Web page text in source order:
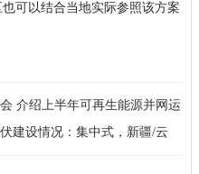
可以结合当地实际参照该方案
介绍上半年可再生能源并网运
建设情况：集中式，新疆/云